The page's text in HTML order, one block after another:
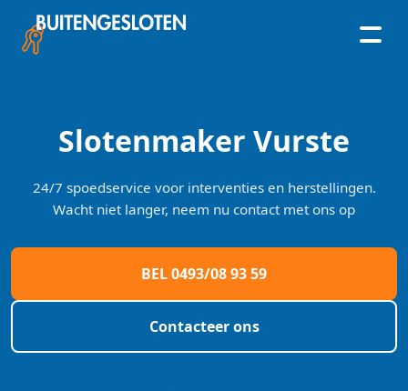
content
Slotenmaker Vurste
24/7 spoedservice voor interventies en herstellingen.
Wacht niet langer, neem nu contact met ons op
BEL 0493/08 93 59
Contacteer ons